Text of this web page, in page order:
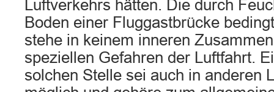
Luftverkehrs hätten. Die durch
Boden einer Fluggastbrücke
stehe in keinem inneren
speziellen Gefahren der Luftfahrt.
solchen Stelle sei auch in anderen